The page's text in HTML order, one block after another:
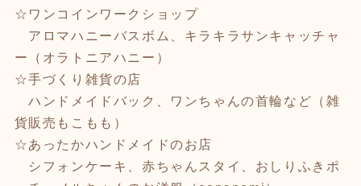
☆ワンコインワークショップ
アロマハニーバスボム、キラキラサンキャッチャ
ー（オラトニアハニー）
☆手づくり雑貨の店
ハンドメイドバック、ワンちゃんの首輪など（雑
貨販売もこもも）
☆あったかハンドメイドのお店
シフォンケーキ、赤ちゃんスタイ、おしりふきポ